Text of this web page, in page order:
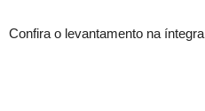
Confira o levantamento na íntegra